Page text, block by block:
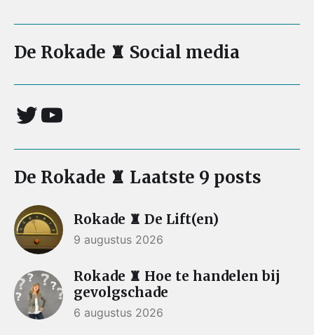
De Rokade ♜ Social media
De Rokade ♜ Laatste 9 posts
Rokade ♜ De Lift(en)
9 augustus 2026
Rokade ♜ Hoe te handelen bij
gevolgschade
6 augustus 2026